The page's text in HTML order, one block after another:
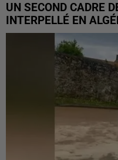
UN SECOND CADRE
INTERPELLÉ EN